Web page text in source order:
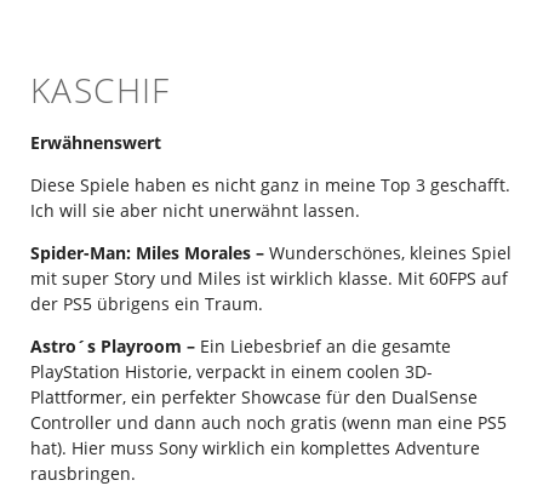
KASCHIF
Erwähnenswert
Diese Spiele haben es nicht ganz in meine Top 3 geschafft.
Ich will sie aber nicht unerwähnt lassen.
Spider-Man: Miles Morales – Wunderschönes, kleines Spiel
mit super Story und Miles ist wirklich klasse. Mit 60FPS auf
der PS5 übrigens ein Traum.
Astro´s Playroom – Ein Liebesbrief an die gesamte
PlayStation Historie, verpackt in einem coolen 3D-
Plattformer, ein perfekter Showcase für den DualSense
Controller und dann auch noch gratis (wenn man eine PS5
hat). Hier muss Sony wirklich ein komplettes Adventure
rausbringen.